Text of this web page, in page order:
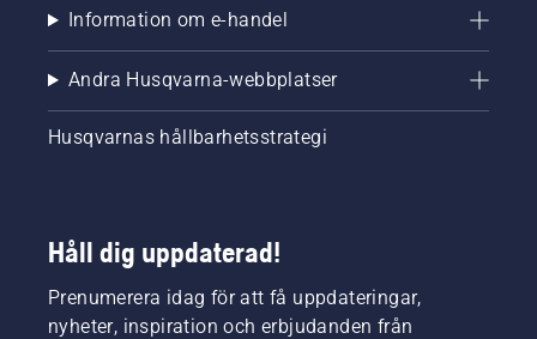
Information om e-handel
Andra Husqvarna-webbplatser
Husqvarnas hållbarhetsstrategi
Håll dig uppdaterad!
Prenumerera idag för att få uppdateringar,
nyheter, inspiration och erbjudanden från